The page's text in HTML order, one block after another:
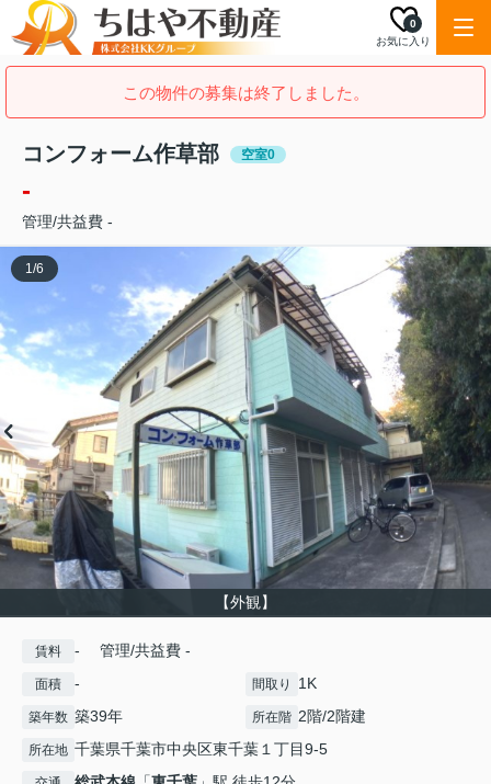
お気に入り
0
この物件の募集は終了しました。
コンフォーム作草部 空室0
-
管理/共益費 -
【外観】
1/6
賃料 - 管理/共益費 -
面積 - 間取り 1K
築年数 築39年 所在階 2階/2階建
所在地 千葉県千葉市中央区東千葉１丁目9-5